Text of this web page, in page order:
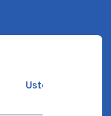
Ustozlar suhbatin